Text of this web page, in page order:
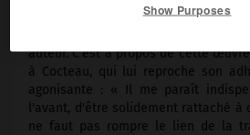
et qui, réinstrumenté et ramassé en
auteur. C'est à propos de cette
à Cocteau, qui lui reproche son
agonisante : « Il me paraît
l'avant, d'être solidement rattaché à
ne faut pas rompre le lien de la
Show Purposes